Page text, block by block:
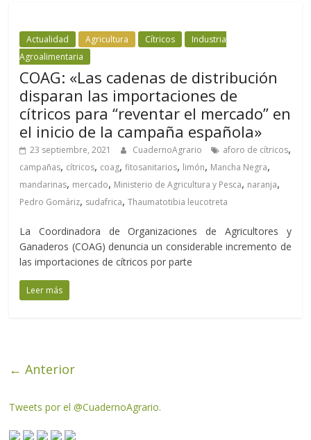
Actualidad Agricultura Cítricos
Industria
Agroalimentaria
COAG: «Las cadenas de distribución
disparan las importaciones de
cítricos para “reventar el mercado” en
el inicio de la campaña española»
23 septiembre, 2021 CuadernoAgrario aforo de cítricos,
campañas, cítricos, coag,fitosanitarios, limón, Mancha Negra,
mandarinas, mercado, Ministerio de Agricultura y Pesca, naranja,
Pedro Gomáriz, sudafrica,Thaumatotibia leucotreta
La Coordinadora de Organizaciones de Agricultores y
Ganaderos (COAG) denuncia un considerable incremento de
las importaciones de cítricos por parte
Leer más
← Anterior
Tweets por el @CuadernoAgrario.